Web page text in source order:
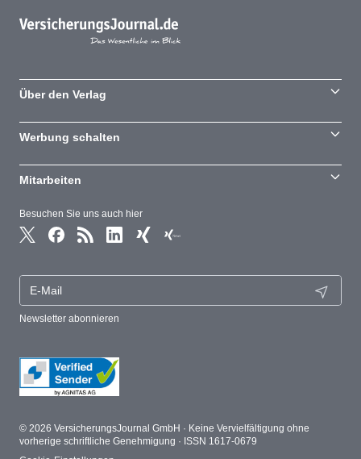
Besuchen Sie uns auch hier
Newsletter abonnieren
Über den Verlag
Werbung schalten
Mitarbeiten
© 2026 VersicherungsJournal GmbH · Keine Vervielfältigung ohne
vorherige schriftliche Genehmigung · ISSN 1617-0679